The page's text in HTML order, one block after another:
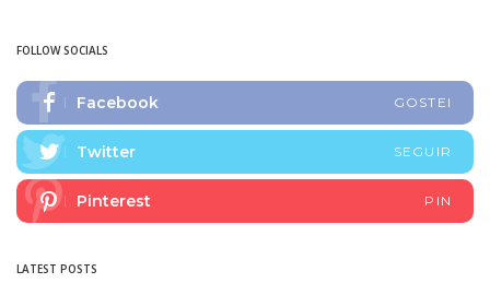
FOLLOW SOCIALS
Facebook GOSTEI
Twitter SEGUIR
Pinterest PIN
LATEST POSTS